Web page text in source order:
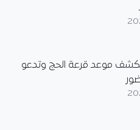
تكشف موعد قرعة الحج وتدعو